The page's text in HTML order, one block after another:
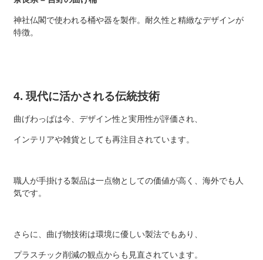
神社仏閣で使われる桶や器を製作。耐久性と精緻なデザインが
特徴。
4. 現代に活かされる伝統技術
曲げわっぱは今、デザイン性と実用性が評価され、
インテリアや雑貨としても再注目されています。
職人が手掛ける製品は一点物としての価値が高く、海外でも人
気です。
さらに、曲げ物技術は環境に優しい製法でもあり、
プラスチック削減の観点からも見直されています。